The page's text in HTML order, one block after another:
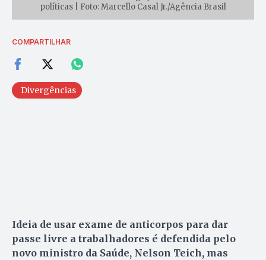
políticas | Foto: Marcello Casal Jr./Agência Brasil
COMPARTILHAR
Divergências
Ideia de usar exame de anticorpos para dar
passe livre a trabalhadores é defendida pelo
novo ministro da Saúde, Nelson Teich, mas